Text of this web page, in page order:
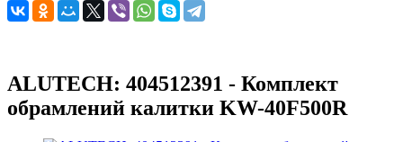
ALUTECH: 404512391 - Комплект
обрамлений калитки KW-40F500R